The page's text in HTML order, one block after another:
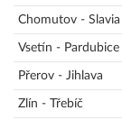
Chomutov - Slavia
Vsetín - Pardubice
Přerov - Jihlava
Zlín - Třebíč